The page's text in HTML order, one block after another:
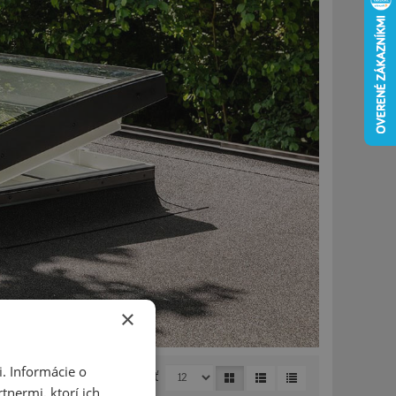
Zobraziť
×
Informácie o
ktorí ich